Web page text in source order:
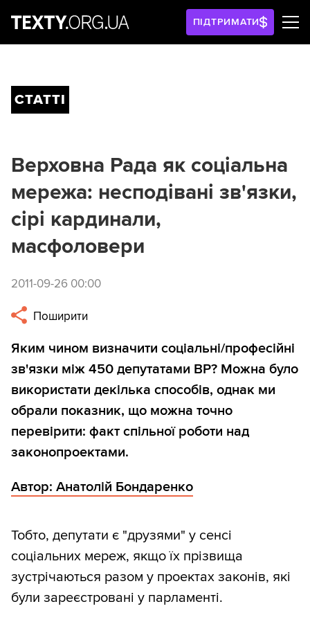
ПІДТРИМАТИ
СТАТТІ
Верховна Рада як соціальна
мережа: несподівані зв'язки,
сірі кардинали,
масфоловери
2011-09-26 00:00
Поширити
Яким чином визначити соціальні/професійні
зв'язки між 450 депутатами ВР? Можна було
використати декілька способів, однак ми
обрали показник, що можна точно
перевірити: факт спільної роботи над
законопроектами.
Автор: Анатолій Бондаренко
Тобто, депутати є "друзями" у сенсі
соціальних мереж, якщо їх прізвища
зустрічаються разом у проектах законів, які
були зареєстровані у парламенті.